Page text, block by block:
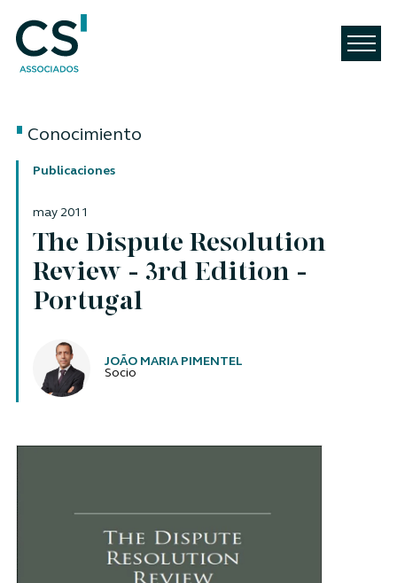
Conocimiento
Publicaciones
may 2011
The Dispute Resolution
Review - 3rd Edition -
Portugal
Autores
JOÃO MARIA PIMENTEL
Socio